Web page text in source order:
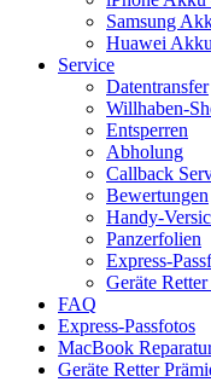
Samsung
Huawei
Service
Datentransfer
Willhaben-
Entsperren
Abholung
Callback
Bewertungen
Handy-
Panzerfolien
Express-
Geräte
FAQ
Express-Passfotos
MacBook
Geräte Retter